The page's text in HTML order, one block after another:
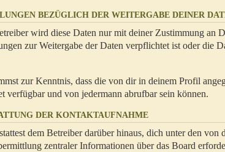
BEZÜGLICH DER WEITERGABE DEINER
wird diese Daten nur mit deiner Zustimmung an
zur Weitergabe der Daten verpflichtet ist oder die
zur Kenntnis, dass die von dir in deinem Profil
verfügbar und von jedermann abrufbar sein können.
DER KONTAKTAUFNAHME
dem Betreiber darüber hinaus, dich unter den
zentraler Informationen über das Board